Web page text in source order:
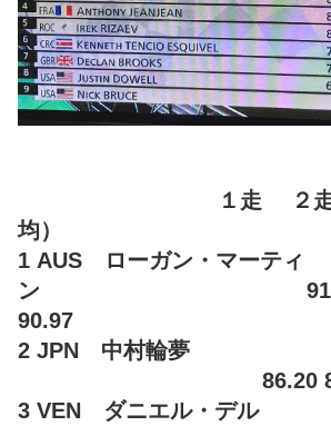
１走 ２走 得
均）
1 AUS ローガン・マーティ
ン 91.90
90.97
2 JPN 中村輪
86.20 89.14
3 VEN ダニエル・デル